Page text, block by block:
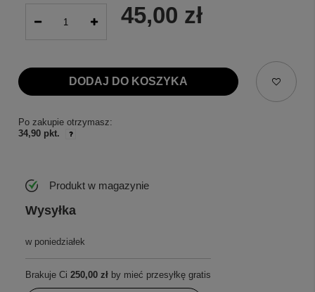
45,00 zł
DODAJ DO KOSZYKA
Po zakupie otrzymasz:
34,90 pkt.
Produkt w magazynie
Wysyłka
w poniedziałek
Brakuje Ci 250,00 zł by mieć przesyłkę gratis